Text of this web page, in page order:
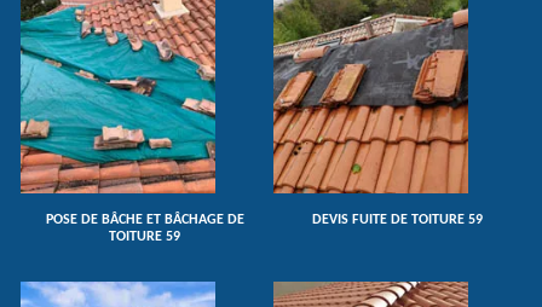
POSE DE BÂCHE ET BÂCHAGE DE
TOITURE 59
DEVIS FUITE DE TOITURE 59